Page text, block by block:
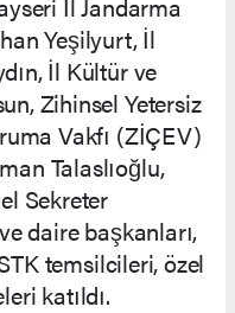
Yeşilyurt, İl
İl Kültür ve
Zihinsel Yetersiz
Vakfı (ZİÇEV)
Talaslıoğlu,
Sekreter
daire başkanları,
temsilcileri, özel
katıldı.